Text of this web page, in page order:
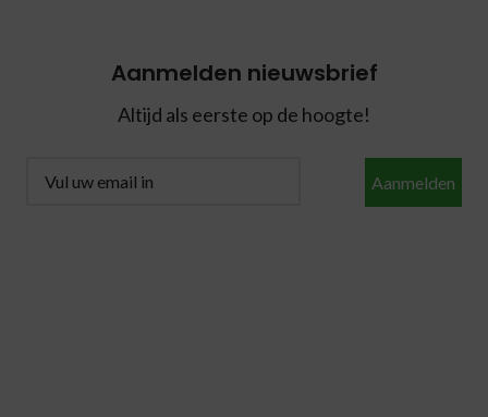
Aanmelden nieuwsbrief
Altijd als eerste op de hoogte!
Aanmelden